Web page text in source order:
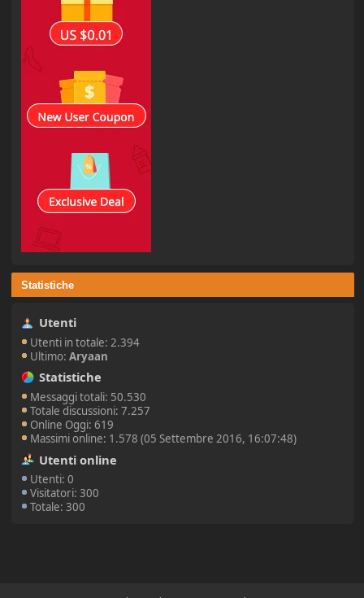
Statistiche
Utenti
Utenti in totale: 2.394
Ultimo:Aryaan
Statistiche
Messaggi totali: 50.530
Totale discussioni: 7.257
Online Oggi: 619
Massimi online: 1.578 (05 Settembre 2016, 16:07:48)
Utenti online
Utenti: 0
Visitatori: 300
Totale: 300